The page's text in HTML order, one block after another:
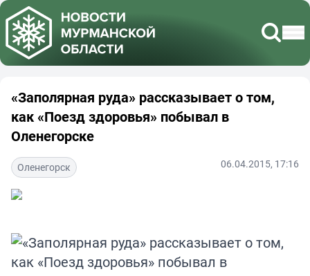
«Заполярная руда» рассказывает о том,
как «Поезд здоровья» побывал в
Оленегорске
Оленегорск 06.04.2015, 17:16